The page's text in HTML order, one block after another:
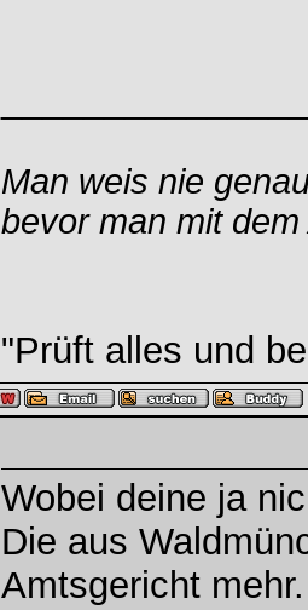
Man weis nie
bevor man mit
"Prüft alles und
Wobei deine ja
Die aus
Amtsgericht mehr.